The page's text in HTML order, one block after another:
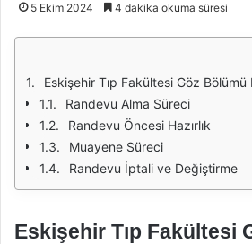
5 Ekim 2024 4 dakika okuma süresi
Eskişehir Tıp Fakültesi Göz
Randevu Alma Süreci
Randevu Öncesi Hazırlık
Muayene Süreci
Randevu İptali ve Değiştirme
Eskişehir Tıp Fakültesi